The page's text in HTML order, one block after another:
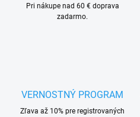
Pri nákupe nad 60 € doprava
zadarmo.
VERNOSTNÝ PROGRAM
Zľava až 10% pre registrovaných